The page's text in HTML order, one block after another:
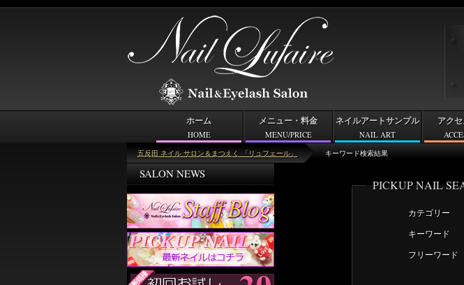
五反田 ネイル サロン＆まつえく 「リュフェール」 キーワード検索結果
＜キーワード＞総柄
PICKUP NAIL
カテゴリー
キーワード
フリーワード
SALON NEWS
ホーム
HOME
メニュー・料金
MENU/PRICE
ネイルアートサンプル
NAIL ART
アク